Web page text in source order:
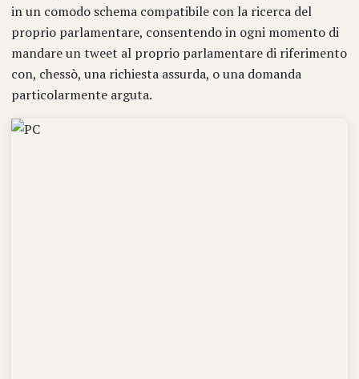
in un comodo schema compatibile con la ricerca del
proprio parlamentare, consentendo in ogni momento di
mandare un tweet al proprio parlamentare di riferimento
con, chessò, una richiesta assurda, o una domanda
particolarmente arguta.